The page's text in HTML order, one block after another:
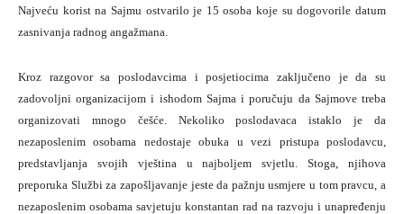
Najveću korist na Sajmu ostvarilo je 15 osoba koje su dogovorile datum
zasnivanja radnog angažmana.
Kroz razgovor sa poslodavcima i posjetiocima zaključeno je da su
zadovoljni organizacijom i ishodom Sajma i poručuju da Sajmove treba
organizovati mnogo češće. Nekoliko poslodavaca istaklo je da
nezaposlenim osobama nedostaje obuka u vezi pristupa poslodavcu,
predstavljanja svojih vještina u najboljem svjetlu. Stoga, njihova
preporuka Službi za zapošljavanje jeste da pažnju usmjere u tom pravcu, a
nezaposlenim osobama savjetuju konstantan rad na razvoju i unapređenju